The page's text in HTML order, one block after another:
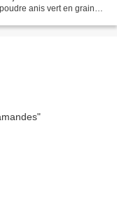
anis vert en grains